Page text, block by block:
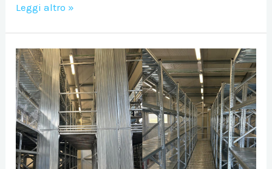
Come
scaffalature
metalliche
industriali
più
adatte
al
Leggi altro »